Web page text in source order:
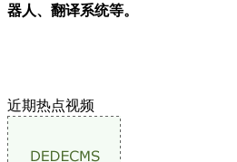
器人、翻译系统等。
近期热点视频